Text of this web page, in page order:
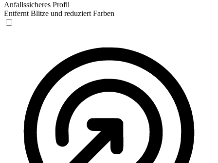
Anfallssicheres Profil
Entfernt Blitze und reduziert Farben